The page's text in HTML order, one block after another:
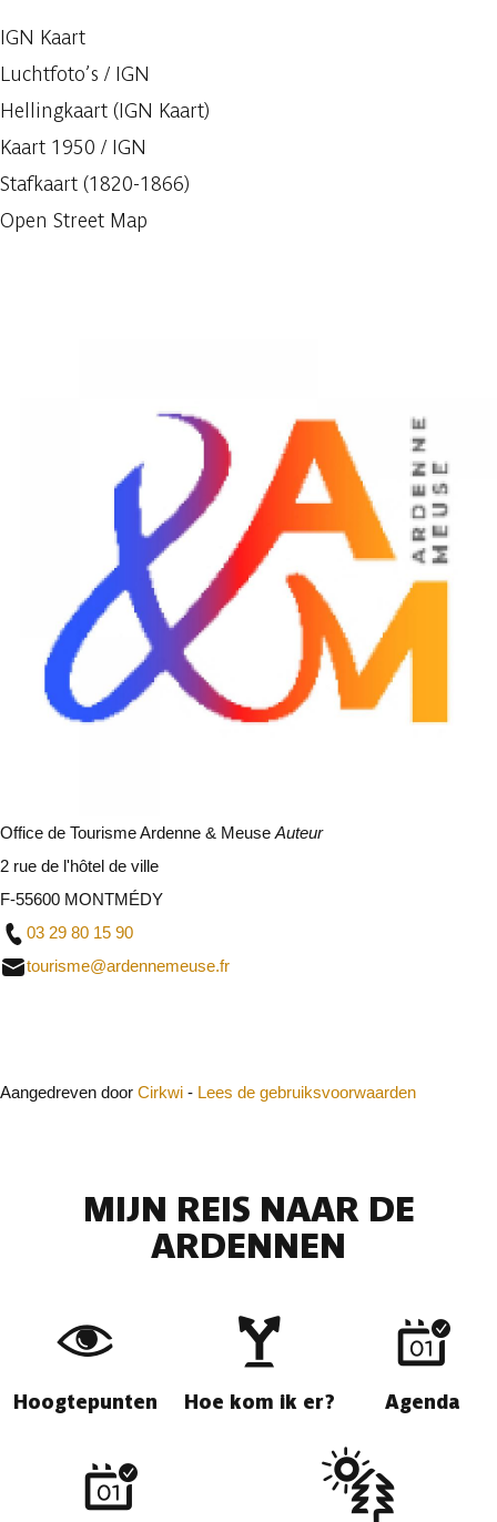
IGN Kaart
Luchtfoto’s / IGN
Hellingkaart (IGN Kaart)
Kaart 1950 / IGN
Stafkaart (1820-1866)
Open Street Map
Office de Tourisme Ardenne & Meuse Auteur
2 rue de l'hôtel de ville
F-55600 MONTMÉDY
03 29 80 15 90
tourisme@ardennemeuse.fr
Aangedreven door Cirkwi - Lees de gebruiksvoorwaarden
MIJN REIS NAAR DE
ARDENNEN
Hoogtepunten Hoe kom ik er? Agenda